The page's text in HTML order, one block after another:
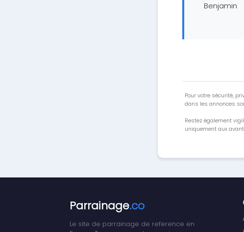
Benjamin
Pour votre sécurité,
dans les annonces
Restez également
uniquement aux
Parrainage.co
Le site de parrainage de reference en